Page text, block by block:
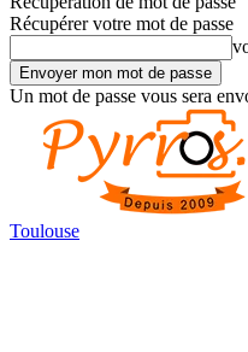
Récupérer votre mot de passe
Un mot de passe vous sera
Toulouse